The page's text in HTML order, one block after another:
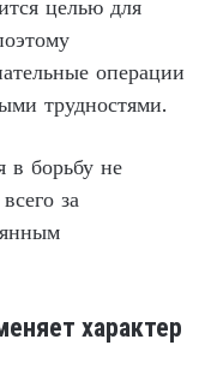
целью для
операции
трудностями.
в борьбу не
за
характер